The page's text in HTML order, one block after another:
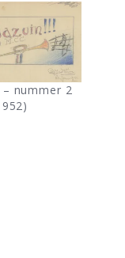
nummer 2